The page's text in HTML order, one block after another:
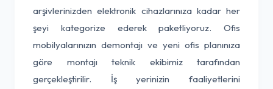
arşivlerinizden elektronik cihazlarınıza kadar her
şeyi kategorize ederek paketliyoruz. Ofis
mobilyalarınızın demontajı ve yeni ofis planınıza
göre montajı teknik ekibimiz tarafından
gerçekleştirilir. İş yerinizin faaliyetlerini